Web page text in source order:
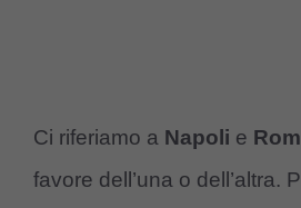
Ci riferiamo a Napoli e
favore dell’una o dell’altra.